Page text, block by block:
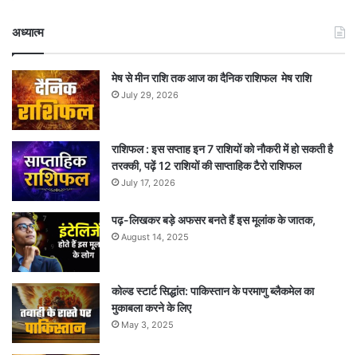
अध्यात्म
मेष से मीन राशि तक आज का दैनिक राशिफल मेष राशि
July 29, 2026
राशिफल : इस सप्ताह इन 7 राशियों को नौकरी में हो सकती है
तरक्की, पढ़ें 12 राशियों की साप्ताहिक टैरो राशिफल
July 17, 2026
पढ़-लिखकर बड़े अफसर बनते हैं इस मूलांक के जातक,
August 14, 2025
कोल्ड स्टार्ट सिद्धांत: पाकिस्तान के परमाणु ब्लैकमेल का
मुकाबला करने के लिए
May 3, 2025